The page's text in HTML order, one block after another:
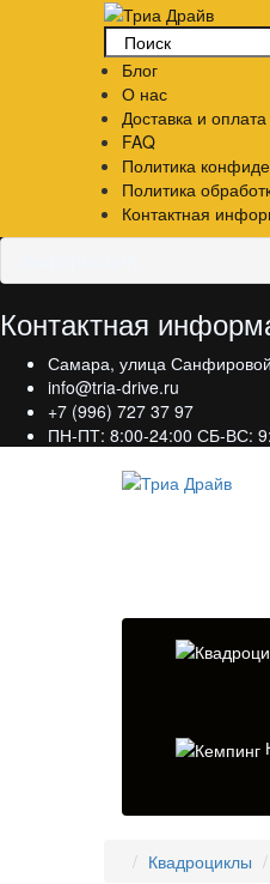
Блог
О нас
Доставка и оплата
FAQ
Политика
Политика
Контактная
Контактная
Самара, улица
info@tria-drive.ru
+7 (996) 727 37 97
ПН-ПТ: 8:00-24:00 СБ-ВС:
Квадроциклы